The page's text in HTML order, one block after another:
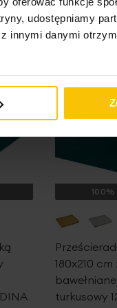
udostępniamy
innymi danymiPromocja
100%
180x210
turkusowy